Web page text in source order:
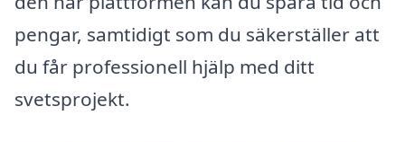
pengar, samtidigt som du säkerställer att
du får professionell hjälp med ditt
svetsprojekt.